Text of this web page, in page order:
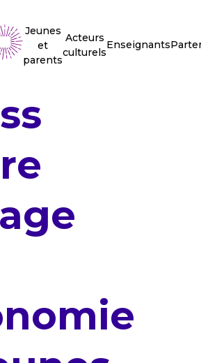
Jeunes
et
parents
Acteurs
culturels
Enseignants